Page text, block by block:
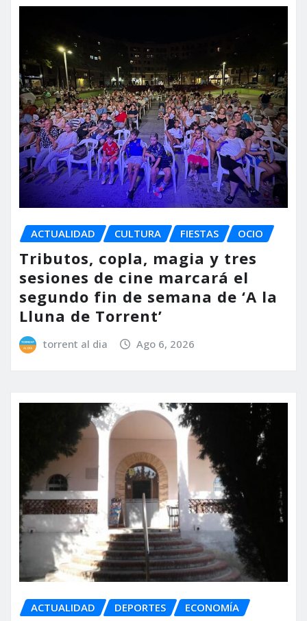
ACTUALIDAD CULTURA FIESTAS OCIO
Tributos, copla, magia y tres
sesiones de cine marcará el
segundo fin de semana de ‘A la
Lluna de Torrent’
torrent al dia Ago 6, 2026
ACTUALIDAD DEPORTES ECONOMÍA